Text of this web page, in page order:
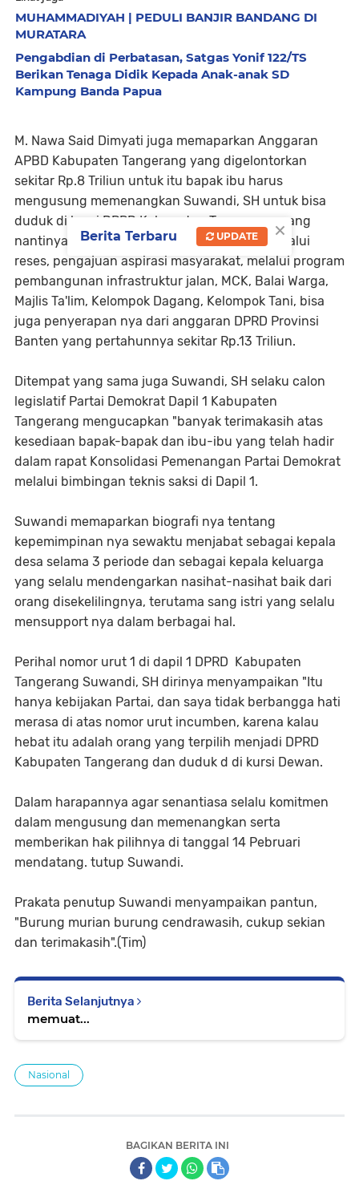
MUHAMMADIYAH | PEDULI BANJIR BANDANG DI
MURATARA
Pengabdian di Perbatasan, Satgas Yonif 122/TS
Berikan Tenaga Didik Kepada Anak-anak SD
Kampung Banda Papua
M. Nawa Said Dimyati juga memaparkan Anggaran
APBD Kabupaten Tangerang yang digelontorkan
sekitar Rp.8 Triliun untuk itu bapak ibu harus
mengusung memenangkan Suwandi, SH untuk bisa
duduk di kursi DPRD Kabupaten Tangerang, yang
nantinya anggaran tersebut bisa di serap melalui
reses, pengajuan aspirasi masyarakat, melalui program
pembangunan infrastruktur jalan, MCK, Balai Warga,
Majlis Ta'lim, Kelompok Dagang, Kelompok Tani, bisa
juga penyerapan nya dari anggaran DPRD Provinsi
Banten yang pertahunnya sekitar Rp.13 Triliun.
Ditempat yang sama juga Suwandi, SH selaku calon
legislatif Partai Demokrat Dapil 1 Kabupaten
Tangerang mengucapkan "banyak terimakasih atas
kesediaan bapak-bapak dan ibu-ibu yang telah hadir
dalam rapat Konsolidasi Pemenangan Partai Demokrat
melalui bimbingan teknis saksi di Dapil 1.
Suwandi memaparkan biografi nya tentang
kepemimpinan nya sewaktu menjabat sebagai kepala
desa selama 3 periode dan sebagai kepala keluarga
yang selalu mendengarkan nasihat-nasihat baik dari
orang disekelilingnya, terutama sang istri yang selalu
mensupport nya dalam berbagai hal.
Perihal nomor urut 1 di dapil 1 DPRD Kabupaten
Tangerang Suwandi, SH dirinya menyampaikan "Itu
hanya kebijakan Partai, dan saya tidak berbangga hati
merasa di atas nomor urut incumben, karena kalau
hebat itu adalah orang yang terpilih menjadi DPRD
Kabupaten Tangerang dan duduk d di kursi Dewan.
Dalam harapannya agar senantiasa selalu komitmen
dalam mengusung dan memenangkan serta
memberikan hak pilihnya di tanggal 14 Pebruari
mendatang. tutup Suwandi.
Prakata penutup Suwandi menyampaikan pantun,
"Burung murian burung cendrawasih, cukup sekian
dan terimakasih".(Tim)
Berita Selanjutnya
memuat...
Nasional
BAGIKAN BERITA INI
×
Berita Terbaru UPDATE